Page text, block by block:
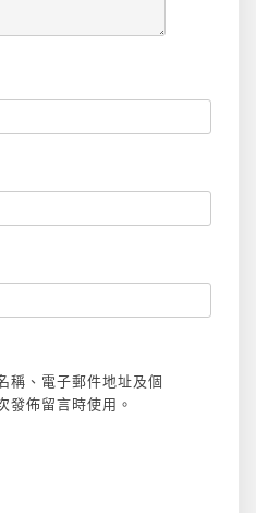
稱、電子郵件地址及個
發佈留言時使用。